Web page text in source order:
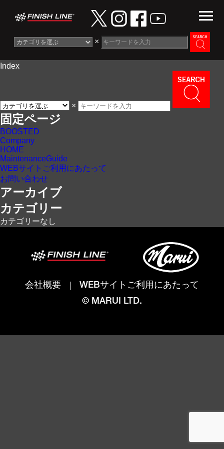
×
Information
Maintenance Guide
Contact
Index
×
固定ページ
BOOSTED
Company
HOME
MaintenanceGuide
WEBサイトご利用にあたって
お問い合わせ
アーカイブ
カテゴリー
カテゴリーなし
会社概要
WEBサイトご利用にあたって
© MARUI LTD.